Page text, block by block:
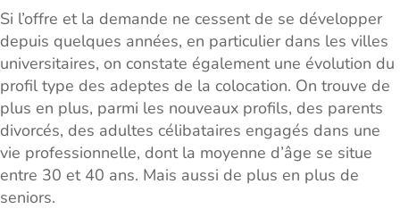
Si l’offre et la demande ne cessent de se développer
depuis quelques années, en particulier dans les villes
universitaires, on constate également une évolution du
profil type des adeptes de la colocation. On trouve de
plus en plus, parmi les nouveaux profils, des parents
divorcés, des adultes célibataires engagés dans une
vie professionnelle, dont la moyenne d’âge se situe
entre 30 et 40 ans. Mais aussi de plus en plus de
seniors.